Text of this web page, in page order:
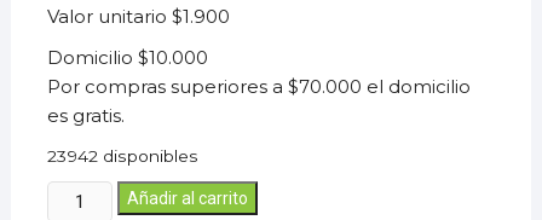
Valor unitario $1.900
Domicilio $10.000
Por compras superiores a $70.000 el domicilio
es gratis.
23942 disponibles
Añadir al carrito